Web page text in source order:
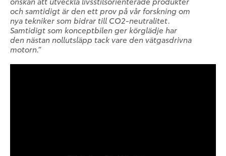
och samtidigt är den ett prov på vår forskning om
nya tekniker som bidrar till CO2-neutralitet.
Samtidigt som konceptbilen ger körglädje har
den nästan nollutsläpp tack vare den vätgasdrivna
motorn.”